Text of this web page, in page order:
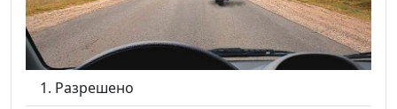
Разрешено